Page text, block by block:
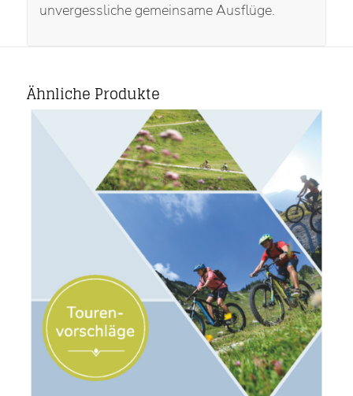
unvergessliche gemeinsame Ausflüge.
Ähnliche Produkte